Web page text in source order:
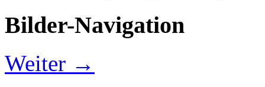
Bilder-Navigation
Weiter →